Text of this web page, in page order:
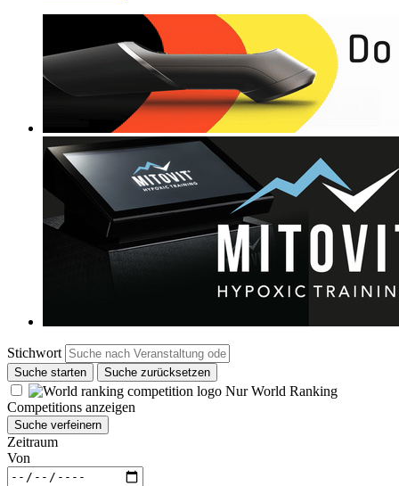
Stichwort
Suche starten Suche zurücksetzen
Nur World Ranking
Competitions anzeigen
Suche verfeinern
Zeitraum
Von